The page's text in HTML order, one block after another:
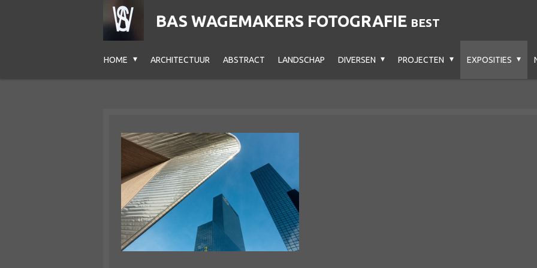
BAS WAGEMAKERS FOTOGRAFIE BEST
HOME ARCHITECTUUR ABSTRACT LANDSCHAP DIVERSEN PROJECTEN EXPOSITIES